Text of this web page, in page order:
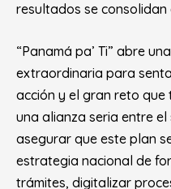
resultados se consolidan
“Panamá pa’ Ti” abre
extraordinaria para
acción y el gran reto
una alianza seria entre
asegurar que este plan
estrategia nacional de
trámites, digitalizar